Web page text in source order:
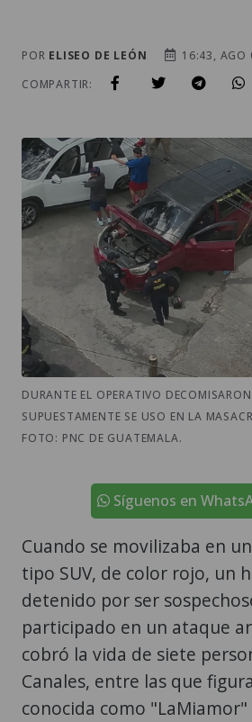
POR ELISEO DE LEÓN
16:43, AGO
COMPARTIR:
DURANTE EL OPERATIVO
SUPUESTAMENTE SE USO EN LA
FOTO: PNC DE GUATEMALA.
Síguenos en
Cuando se movilizaba en
tipo SUV, de color rojo, un
detenido por ser
participado en un ataque
cobró la vida de siete
Canales, entre las que
conocida como